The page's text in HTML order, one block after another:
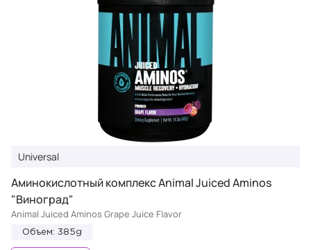
Universal
Аминокислотный комплекс Animal Juiced Aminos
"Виноград"
Animal Juiced Aminos Grape Juice Flavor
Объем: 385g